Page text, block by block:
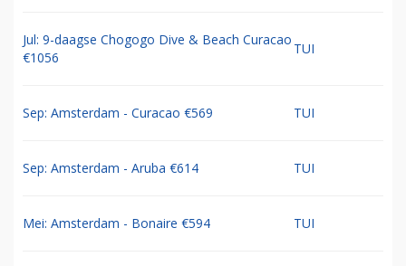
Jul: 9-daagse Chogogo Dive & Beach Curacao
€1056
TUI
Sep: Amsterdam - Curacao €569 TUI
Sep: Amsterdam - Aruba €614 TUI
Mei: Amsterdam - Bonaire €594 TUI